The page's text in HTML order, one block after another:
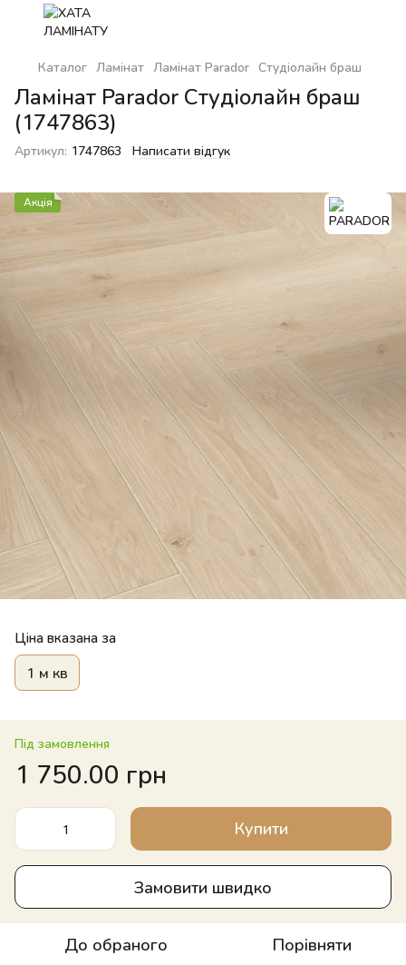
Каталог Ламінат Ламінат Parador Студіолайн браш
Ламінат Parador Студіолайн браш
(1747863)
Артикул: 1747863 Написати відгук
Акція
Ціна вказана за
1 м кв
Під замовлення
1 750.00 грн
Купити
Замовити швидко
До обраного Порівняти